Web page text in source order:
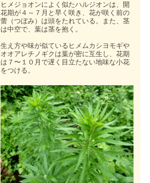
ヒメジョオンによく似たハルジオンは、開
花期が４～７月と早く咲き、花が咲く前の
蕾（つぼみ）は頭をたれている。また、茎
は中空で、葉は茎を抱く。
生え方や味が似ているヒメムカシヨモギや
オオアレチノギクは葉が密に互生し、花期
は７〜１０月で遅く目立たない地味な小花
をつける。